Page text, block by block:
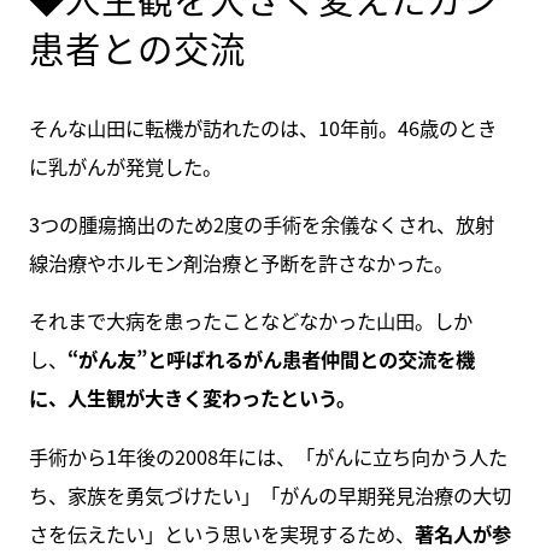
患者との交流
そんな山田に転機が訪れたのは、10年前。46歳のとき
に乳がんが発覚した。
3つの腫瘍摘出のため2度の手術を余儀なくされ、放射
線治療やホルモン剤治療と予断を許さなかった。
それまで大病を患ったことなどなかった山田。しか
し、 “がん友”と呼ばれるがん患者仲間との交流を機
に、人生観が大きく変わったという。
手術から1年後の2008年には、「がんに立ち向かう人た
ち、家族を勇気づけたい」「がんの早期発見治療の大切
さを伝えたい」という思いを実現するため、 著名人が参